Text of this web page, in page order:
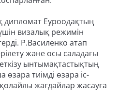
дипломат Еуроодақтың
визалық режимін
Р.Василенко атап
және осы саладағы
ынтымақтастықтың
тиімді өзара іс-
жағдайлар жасауға